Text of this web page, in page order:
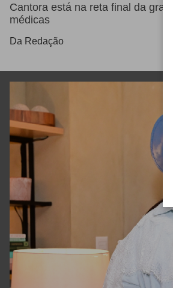
Cantora está na reta final da
médicas
Da Redação
Copyright - 2026 | Todos os direitos reservados